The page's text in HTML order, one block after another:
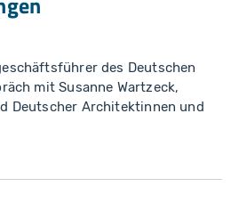
des Deutschen
mit Susanne Wartzeck,
Deutscher Architektinnen und